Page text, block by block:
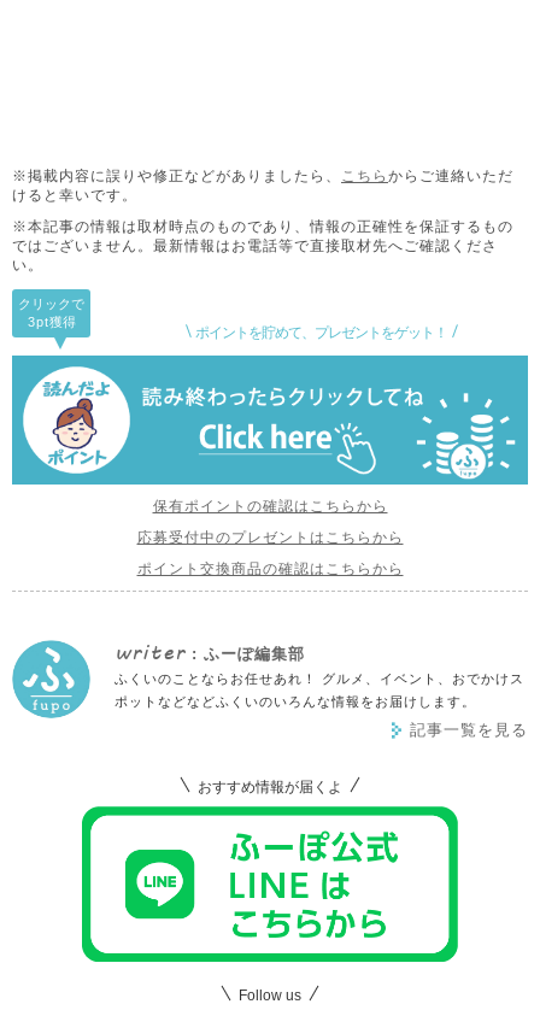
※掲載内容に誤りや修正などがありましたら、 こちら からご連絡いただ
けると幸いです。
※本記事の情報は取材時点のものであり、情報の正確性を保証するもの
ではございません。 最新情報はお電話等で直接取材先へご確認くださ
い。
ポイントを貯めて、プレゼントをゲット！
クリックで
3pt獲得
保有ポイントの確認はこちらから
応募受付中のプレゼントはこちらから
ポイント交換商品の確認はこちらから
writer : ふーぽ編集部
ふくいのことならお任せあれ！ グルメ、イベント、おでかけス
ポットなどなどふくいのいろんな情報をお届けします。
記事一覧を見る
おすすめ情報が届くよ
Follow us